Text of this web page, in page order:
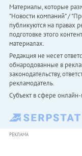
Материалы, которые
"Новости компаний" /
публикуются на правах
подготовке этого
материалах.
Редакция не несет
обнародованные в
законодательству,
рекламодатель.
Субъект в сфере
РЕКЛАМА